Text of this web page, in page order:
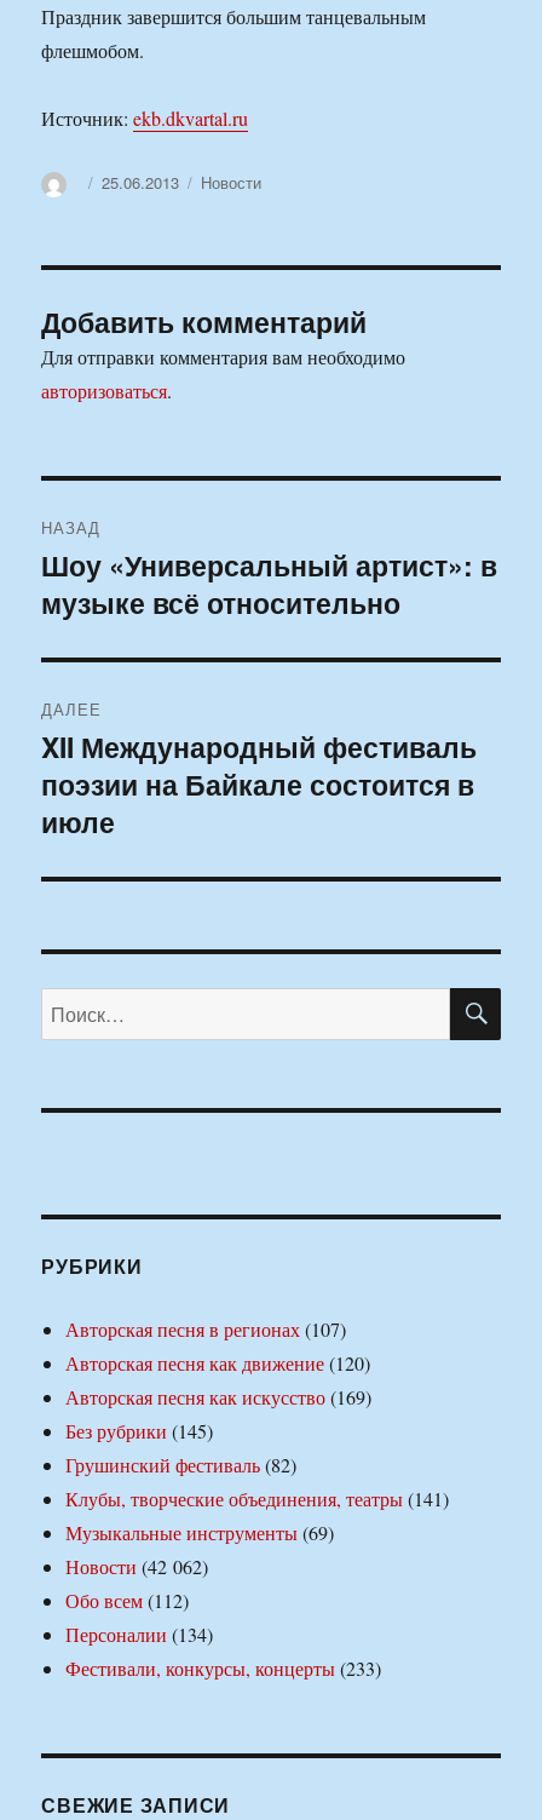
Праздник завершится большим танцевальным
флешмобом.
Источник:ekb.dkvartal.ru
АвторОпубликовано
25.06.2013 Рубрики
Новости
Добавить комментарий
Для отправки комментария вам необходимо
авторизоваться.
по
записям
НАЗАД
Предыдущая
запись:
Шоу «Универсальный артист»: в
музыке всё относительно
ДАЛЕЕ
Следующая
запись:
XII Международный фестиваль
поэзии на Байкале состоится в
июле
Искать:
РУБРИКИ
Авторская песня в регионах(107)
Авторская песня как движение(120)
Авторская песня как искусство(169)
Без рубрики (145)
Грушинский фестиваль(82)
Клубы, творческие объединения, театры(141)
Музыкальные инструменты(69)
Новости (42 062)
Обо всем(112)
Персоналии (134)
Фестивали, конкурсы, концерты(233)
СВЕЖИЕ ЗАПИСИ